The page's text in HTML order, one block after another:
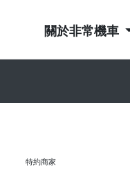
關於非常機車
特約商家